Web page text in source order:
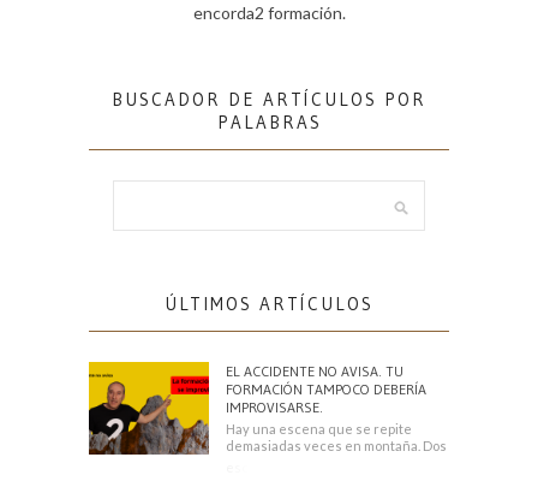
encorda2 formación.
BUSCADOR DE ARTÍCULOS POR
PALABRAS
ÚLTIMOS ARTÍCULOS
EL ACCIDENTE NO AVISA. TU
FORMACIÓN TAMPOCO DEBERÍA
IMPROVISARSE.
Hay una escena que se repite
demasiadas veces en montaña. Dos